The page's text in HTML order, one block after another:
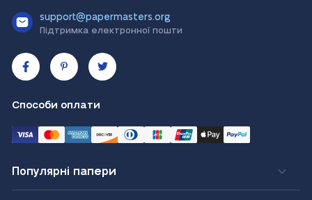
support@papermasters.org
Підтримка електронної пошти
Способи оплати
Популярні папери